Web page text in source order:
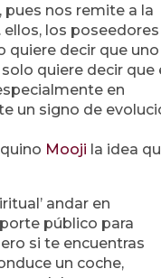
nos remite a la
los
quiere decir que
quiere decir que
en
un signo de
Mooji la idea
andar en
público para
si te encuentras
un coche,